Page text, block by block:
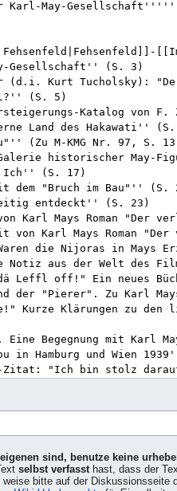
sind, benutze keine
selbst verfassthast, dass der
bitte auf der Diskussionsseite